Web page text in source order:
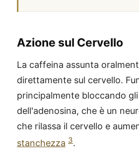
Azione sul Cervello
La caffeina assunta
direttamente sul cervello.
principalmente bloccando
dell'adenosina, che è un
che rilassa il cervello e
stanchezza 3.